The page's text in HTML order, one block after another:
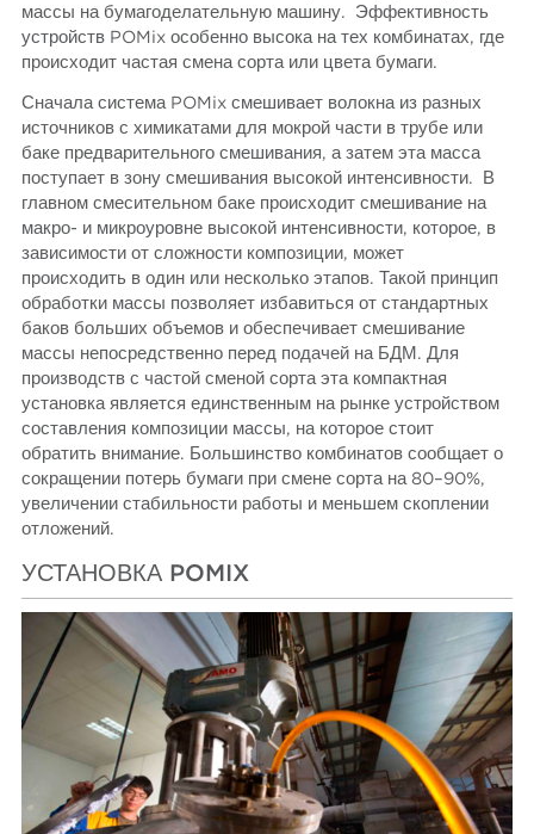
массы на бумагоделательную машину. Эффективность
устройств POMix особенно высока на тех комбинатах, где
происходит частая смена сорта или цвета бумаги.
Сначала система POMix смешивает волокна из разных
источников с химикатами для мокрой части в трубе или
баке предварительного смешивания, а затем эта масса
поступает в зону смешивания высокой интенсивности. В
главном смесительном баке происходит смешивание на
макро- и микроуровне высокой интенсивности, которое, в
зависимости от сложности композиции, может
происходить в один или несколько этапов. Такой принцип
обработки массы позволяет избавиться от стандартных
баков больших объемов и обеспечивает смешивание
массы непосредственно перед подачей на БДМ. Для
производств с частой сменой сорта эта компактная
установка является единственным на рынке устройством
составления композиции массы, на которое стоит
обратить внимание. Большинство комбинатов сообщает о
сокращении потерь бумаги при смене сорта на 80–90%,
увеличении стабильности работы и меньшем скоплении
отложений.
УСТАНОВКА POMIX